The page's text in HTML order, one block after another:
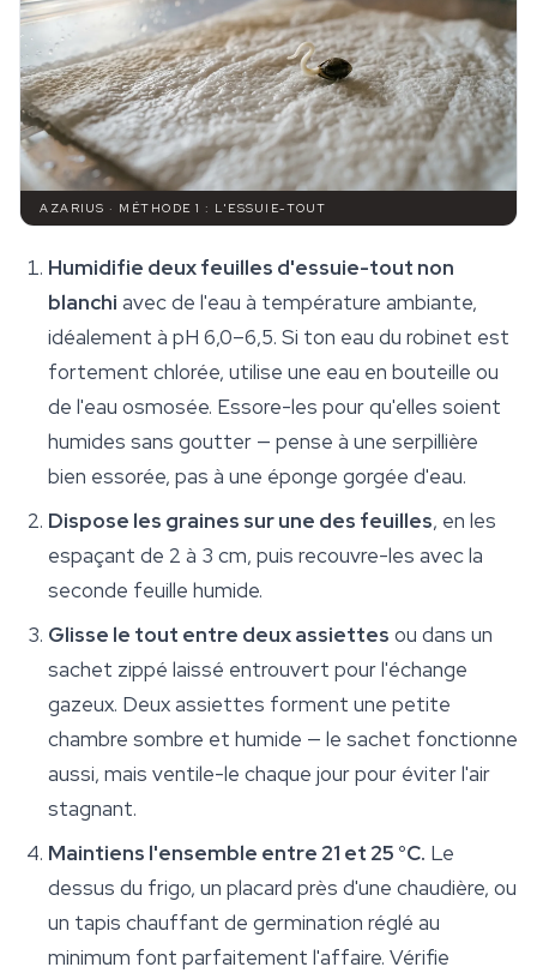
AZARIUS · MÉTHODE 1 : L'ESSUIE-TOUT
Humidifie deux feuilles d'essuie-tout non
blanchi avec de l'eau à température ambiante,
idéalement à pH 6,0–6,5. Si ton eau du robinet est
fortement chlorée, utilise une eau en bouteille ou
de l'eau osmosée. Essore-les pour qu'elles soient
humides sans goutter — pense à une serpillière
bien essorée, pas à une éponge gorgée d'eau.
Dispose les graines sur une des feuilles, en les
espaçant de 2 à 3 cm, puis recouvre-les avec la
seconde feuille humide.
Glisse le tout entre deux assiettes ou dans un
sachet zippé laissé entrouvert pour l'échange
gazeux. Deux assiettes forment une petite
chambre sombre et humide — le sachet fonctionne
aussi, mais ventile-le chaque jour pour éviter l'air
stagnant.
Maintiens l'ensemble entre 21 et 25 °C. Le
dessus du frigo, un placard près d'une chaudière, ou
un tapis chauffant de germination réglé au
minimum font parfaitement l'affaire. Vérifie